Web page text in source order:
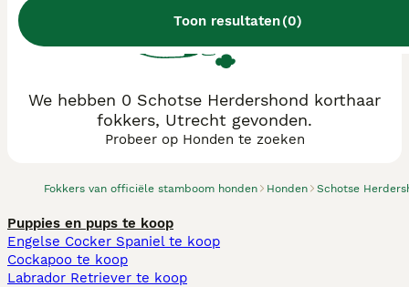
Toon resultaten(0)
Fokkers van officiële stamboom honden Honden Schotse
We hebben 0 Schotse Herdershond korthaar
fokkers, Utrecht gevonden.
Probeer op Honden te zoeken
Puppies en pups te koop
Engelse Cocker Spaniel te koop
Cockapoo te koop
Labrador Retriever te koop